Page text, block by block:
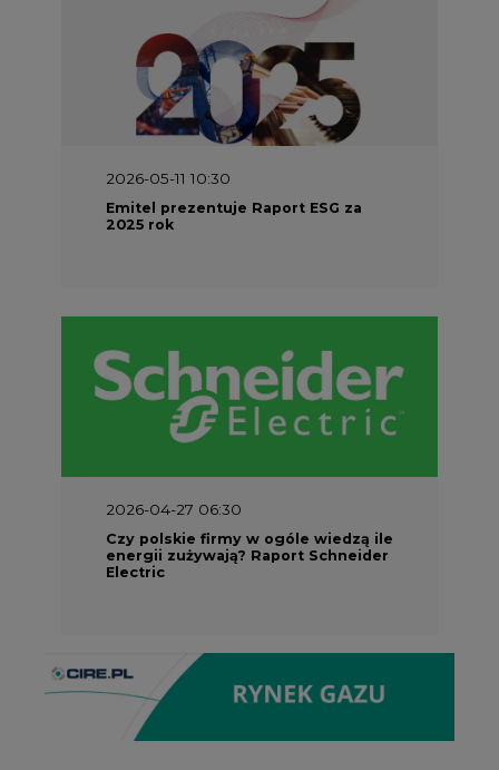
2026-05-11 10:30
Emitel prezentuje Raport ESG za
2025 rok
2026-04-27 06:30
Czy polskie firmy w ogóle wiedzą ile
energii zużywają? Raport Schneider
Electric